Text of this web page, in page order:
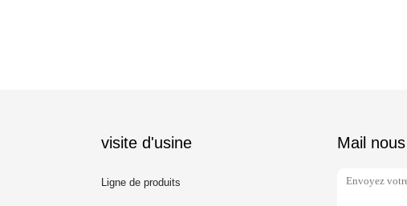
visite d'usine
Ligne de produits
Mail nous